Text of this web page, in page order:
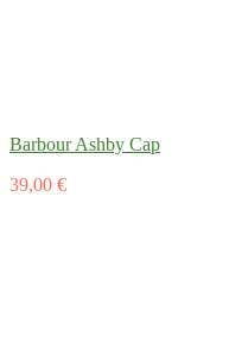
Barbour Ashby Cap
39,00 €